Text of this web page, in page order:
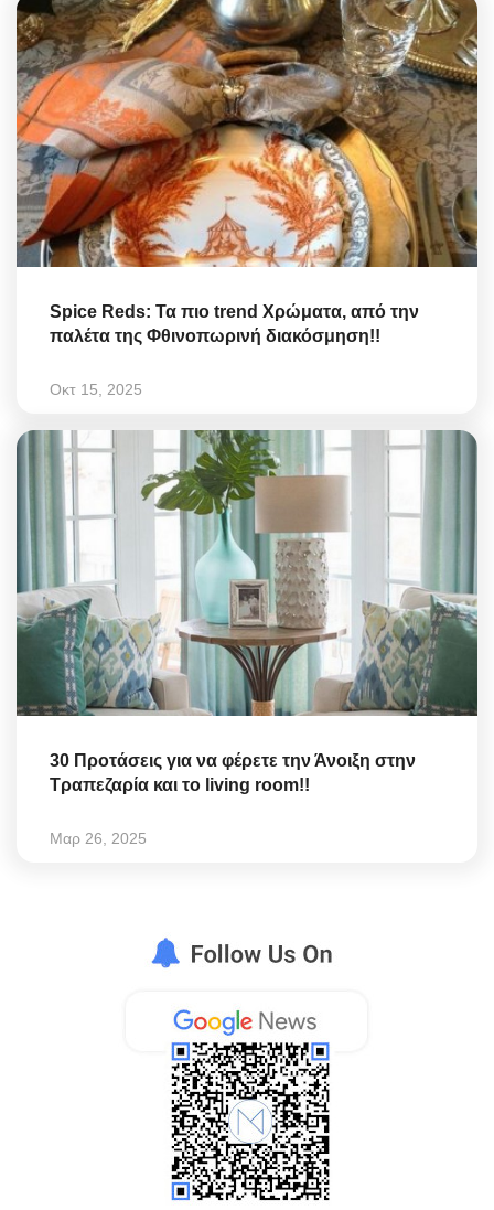
Spice Reds: Τα πιο trend Χρώματα, από την
παλέτα της Φθινοπωρινή διακόσμηση!!
Οκτ 15, 2025
30 Προτάσεις για να φέρετε την Άνοιξη στην
Τραπεζαρία και το living room!!
Μαρ 26, 2025